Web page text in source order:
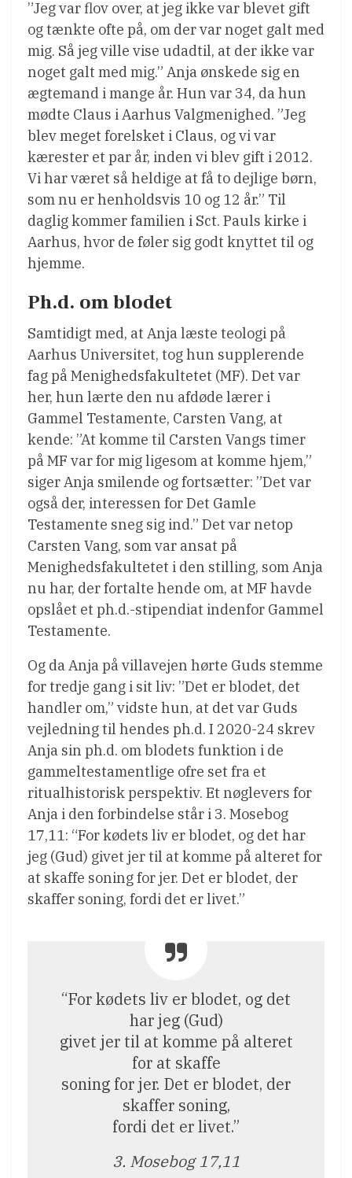
”Jeg var flov over, at jeg ikke var blevet gift
og tænkte ofte på, om der var noget galt med
mig. Så jeg ville vise udadtil, at der ikke var
noget galt med mig.” Anja ønskede sig en
ægtemand i mange år. Hun var 34, da hun
mødte Claus i Aarhus Valgmenighed. ”Jeg
blev meget forelsket i Claus, og vi var
kærester et par år, inden vi blev gift i 2012.
Vi har været så heldige at få to dejlige børn,
som nu er henholdsvis 10 og 12 år.” Til
daglig kommer familien i Sct. Pauls kirke i
Aarhus, hvor de føler sig godt knyttet til og
hjemme.
Ph.d. om blodet
Samtidigt med, at Anja læste teologi på
Aarhus Universitet, tog hun supplerende
fag på Menighedsfakultetet (MF). Det var
her, hun lærte den nu afdøde lærer i
Gammel Testamente, Carsten Vang, at
kende: ”At komme til Carsten Vangs timer
på MF var for mig ligesom at komme hjem,”
siger Anja smilende og fortsætter: ”Det var
også der, interessen for Det Gamle
Testamente sneg sig ind.” Det var netop
Carsten Vang, som var ansat på
Menighedsfakultetet i den stilling, som Anja
nu har, der fortalte hende om, at MF havde
opslået et ph.d.-stipendiat indenfor Gammel
Testamente.
Og da Anja på villavejen hørte Guds stemme
for tredje gang i sit liv: ”Det er blodet, det
handler om,” vidste hun, at det var Guds
vejledning til hendes ph.d. I 2020-24 skrev
Anja sin ph.d. om blodets funktion i de
gammeltestamentlige ofre set fra et
ritualhistorisk perspektiv. Et nøglevers for
Anja i den forbindelse står i 3. Mosebog
17,11: “For kødets liv er blodet, og det har
jeg (Gud) givet jer til at komme på alteret for
at skaffe soning for jer. Det er blodet, der
skaffer soning, fordi det er livet.”
“For kødets liv er blodet, og det
har jeg (Gud)
givet jer til at komme på alteret
for at skaffe
soning for jer. Det er blodet, der
skaffer soning,
fordi det er livet.”
3. Mosebog 17,11